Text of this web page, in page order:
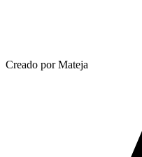
Creado por Mateja